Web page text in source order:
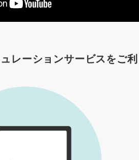
レーションサービスをご利